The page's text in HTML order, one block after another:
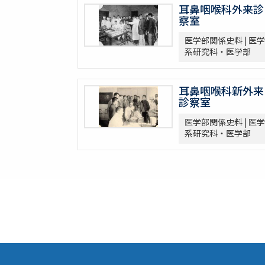
耳鼻咽喉科外来診
察室
医学部関係史料 | 医学
系研究科・医学部
耳鼻咽喉科新外来
診察室
医学部関係史料 | 医学
系研究科・医学部